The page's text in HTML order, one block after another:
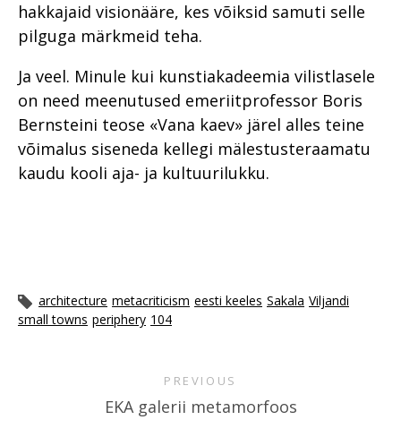
hakkajaid visionääre, kes võiksid samuti selle
pilguga märkmeid teha.
Ja veel. Minule kui kunstiakadeemia vilistlasele
on need meenutused emeriitprofessor Boris
Bernsteini teose «Vana kaev» järel alles teine
võimalus siseneda kellegi mälestusteraamatu
kaudu kooli aja- ja kultuurilukku.
architecture metacriticism eesti keeles Sakala Viljandi
small towns periphery 104
PREVIOUS
EKA galerii metamorfoos